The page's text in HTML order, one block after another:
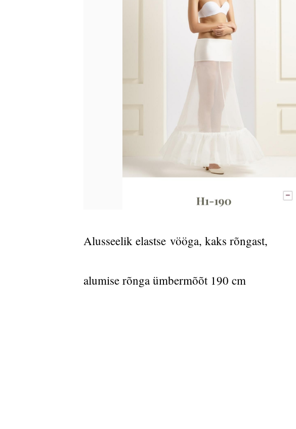
Alusseelik elastse vööga, kaks rõngast,
alumise rõnga ümbermõõt 190 cm